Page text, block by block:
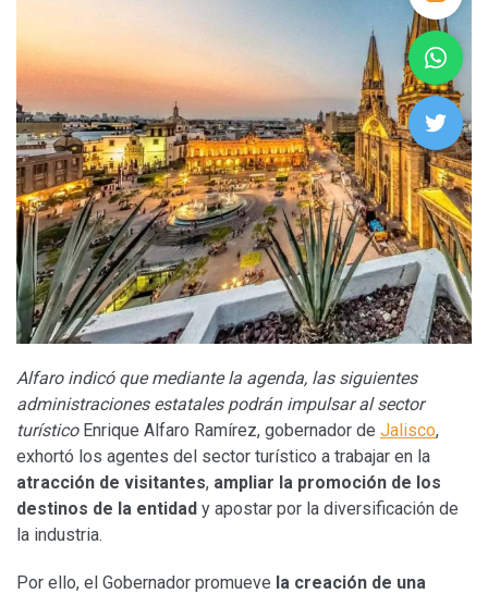
Alfaro indicó que mediante la agenda, las siguientes
administraciones estatales podrán impulsar al sector
turísticoEnrique Alfaro Ramírez, gobernador de Jalisco,
exhortó los agentes del sector turístico a trabajar en la
atracción de visitantes, ampliar la promoción de los
destinos de la entidad y apostar por la diversificación de
la industria.
Por ello, el Gobernador promueve la creación de una